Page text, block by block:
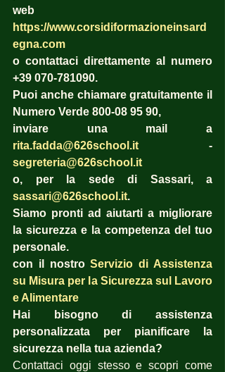
web
https://www.corsidiformazioneinsard
egna.com
o contattaci direttamente al numero
+39 070-781090.
Puoi anche chiamare gratuitamente il
Numero Verde 800-08 95 90,
rita.fadda@626school.it
segreteria@626school.it
sassari@626school.it.
Siamo pronti ad aiutarti a migliorare
la sicurezza e la competenza del tuo
personale.
con il nostro Servizio di Assistenza
su Misura per la Sicurezza sul Lavoro
e Alimentare
Hai bisogno di assistenza
personalizzata per pianificare la
sicurezza nella tua azienda?
Contattaci oggi stesso e scopri come